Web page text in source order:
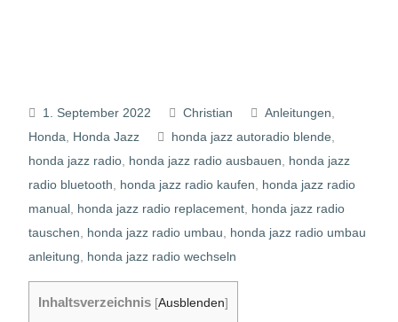
1. September 2022 Christian Anleitungen
Honda
Honda Jazz honda jazz autoradio blende
honda jazz radio, honda jazz radio ausbauen
honda jazz
radio bluetooth
honda jazz radio kaufen
honda jazz radio
manual, honda jazz radio replacement, honda jazz radio
tauschen
honda jazz radio umbau
honda jazz radio umbau
anleitung
honda jazz radio wechseln
Inhaltsverzeichnis [Ausblenden]